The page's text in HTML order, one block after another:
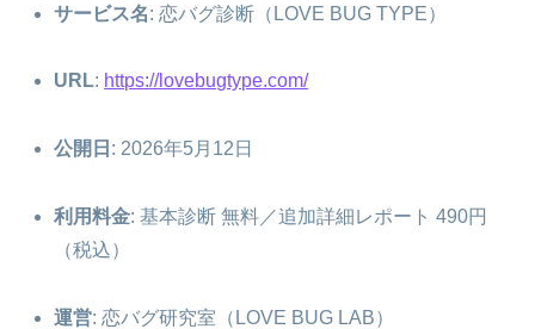
サービス名: 恋バグ診断（LOVE BUG TYPE）
URL: https://lovebugtype.com/
公開日 : 2026年5月12日
利用料金: 基本診断 無料／追加詳細レポート 490円
（税込）
運営: 恋バグ研究室（LOVE BUG LAB）